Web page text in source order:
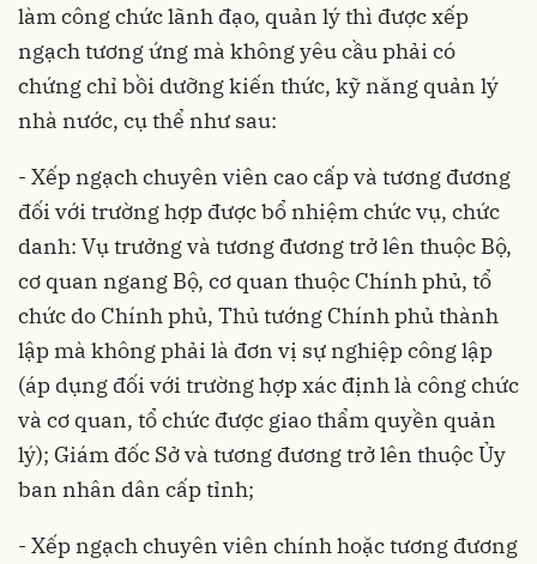
làm công chức lãnh đạo, quản lý thì được xếp
ngạch tương ứng mà không yêu cầu phải có
chứng chỉ bồi dưỡng kiến thức, kỹ năng quản lý
nhà nước, cụ thể như sau:
- Xếp ngạch chuyên viên cao cấp và tương đương
đối với trường hợp được bổ nhiệm chức vụ, chức
danh: Vụ trưởng và tương đương trở lên thuộc Bộ,
cơ quan ngang Bộ, cơ quan thuộc Chính phủ, tổ
chức do Chính phủ, Thủ tướng Chính phủ thành
lập mà không phải là đơn vị sự nghiệp công lập
(áp dụng đối với trường hợp xác định là công chức
và cơ quan, tổ chức được giao thẩm quyền quản
lý); Giám đốc Sở và tương đương trở lên thuộc Ủy
ban nhân dân cấp tỉnh;
- Xếp ngạch chuyên viên chính hoặc tương đương